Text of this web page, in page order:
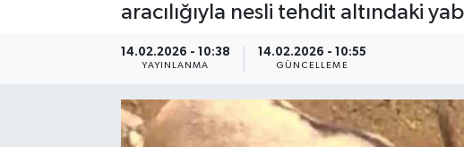
aracılığıyla nesli tehdit altındaki
14.02.2026 - 10:38
YAYINLANMA
14.02.2026 - 10:55
GÜNCELLEME